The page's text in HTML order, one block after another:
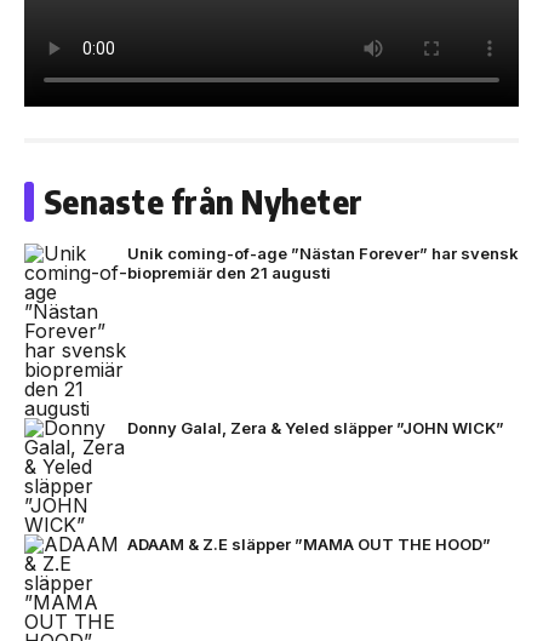
Senaste från Nyheter
Unik coming-of-age ”Nästan Forever” har svensk
biopremiär den 21 augusti
Donny Galal, Zera & Yeled släpper ”JOHN WICK”
ADAAM & Z.E släpper ”MAMA OUT THE HOOD”